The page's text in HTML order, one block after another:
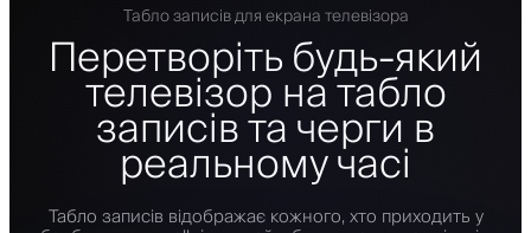
Табло записів для екрана телевізора
Перетворіть будь-який
телевізор на табло
записів та черги в
реальному часі
Табло записів відображає кожного, хто приходить у